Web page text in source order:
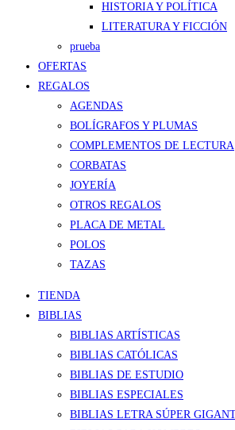
HISTORIA Y POLÍTICA
LITERATURA Y FICCIÓN
prueba
OFERTAS
REGALOS
AGENDAS
BOLÍGRAFOS Y PLUMAS
COMPLEMENTOS DE LECTURA
CORBATAS
JOYERÍA
OTROS REGALOS
PLACA DE METAL
POLOS
TAZAS
TIENDA
BIBLIAS
BIBLIAS ARTÍSTICAS
BIBLIAS CATÓLICAS
BIBLIAS DE ESTUDIO
BIBLIAS ESPECIALES
BIBLIAS LETRA SÚPER